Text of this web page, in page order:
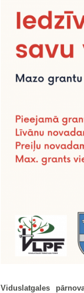
Viduslatgales